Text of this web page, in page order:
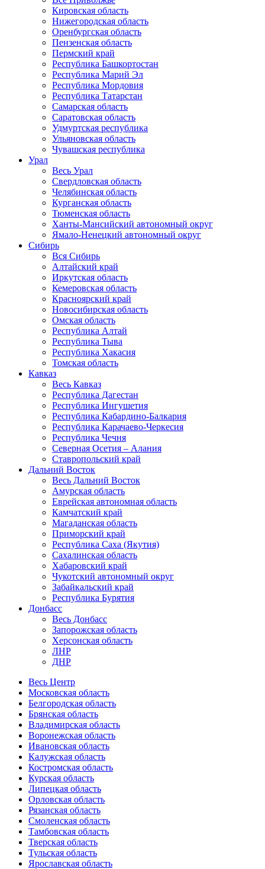
Кировская область
Нижегородская область
Оренбургская область
Пензенская область
Пермский край
Республика Башкортостан
Республика Марий Эл
Республика Мордовия
Республика Татарстан
Самарская область
Саратовская область
Удмуртская республика
Ульяновская область
Чувашская республика
Урал
Весь Урал
Свердловская область
Челябинская область
Курганская область
Тюменская область
Ханты-Мансийский автономный округ
Ямало-Ненецкий автономный округ
Сибирь
Вся Сибирь
Алтайский край
Иркутская область
Кемеровская область
Красноярский край
Новосибирская область
Омская область
Республика Алтай
Республика Тыва
Республика Хакасия
Томская область
Кавказ
Весь Кавказ
Республика Дагестан
Республика Ингушетия
Республика Кабардино-Балкария
Республика Карачаево-Черкесия
Республика Чечня
Северная Осетия – Алания
Ставропольский край
Дальний Восток
Весь Дальний Восток
Амурская область
Еврейская автономная область
Камчатский край
Магаданская область
Приморский край
Республика Саха (Якутия)
Сахалинская область
Хабаровский край
Чукотский автономный округ
Забайкальский край
Республика Бурятия
Донбасс
Весь Донбасс
Запорожская область
Херсонская область
ЛНР
ДНР
Весь Центр
Московская область
Белгородская область
Брянская область
Владимирская область
Воронежская область
Ивановская область
Калужская область
Костромская область
Курская область
Липецкая область
Орловская область
Рязанская область
Смоленская область
Тамбовская область
Тверская область
Тульская область
Ярославская область